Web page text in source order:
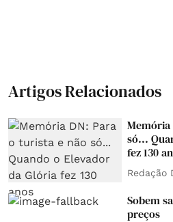
Artigos Relacionados
Memória
só...
fez 130
Redação
Sobem
preços